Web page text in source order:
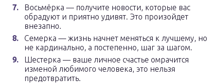
Восьмёрка — получите новости, которые вас
обрадуют и приятно удивят. Это произойдет
внезапно.
Семерка — жизнь начнет меняться к лучшему, но
не кардинально, а постепенно, шаг за шагом.
Шестерка — ваше личное счастье омрачится
изменой любимого человека, это нельзя
предотвратить.